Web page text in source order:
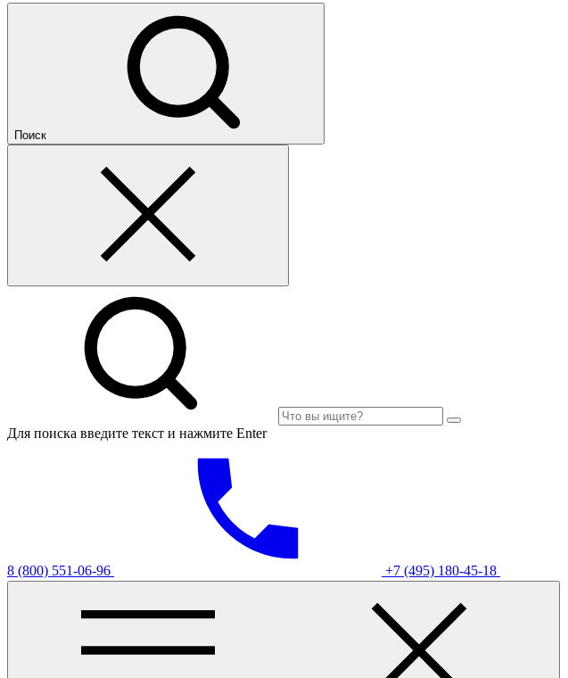
Поиск
Для поиска введите текст и нажмите Enter
8 (800) 551-06-96 +7 (495) 180-45-18